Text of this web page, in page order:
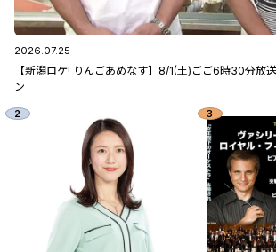
2026.07.25
【新潟ロケ! りんごあめなす】8/1(土)ごご6時30分放
ン」